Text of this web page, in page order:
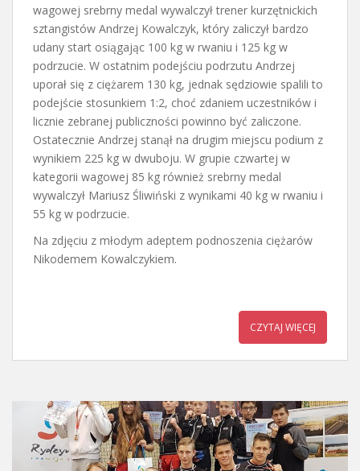
wagowej srebrny medal wywalczył trener kurzętnickich
sztangistów Andrzej Kowalczyk, który zaliczył bardzo
udany start osiągając 100 kg w rwaniu i 125 kg w
podrzucie. W ostatnim podejściu podrzutu Andrzej
uporał się z ciężarem 130 kg, jednak sędziowie spalili to
podejście stosunkiem 1:2, choć zdaniem uczestników i
licznie zebranej publiczności powinno być zaliczone.
Ostatecznie Andrzej stanął na drugim miejscu podium z
wynikiem 225 kg w dwuboju. W grupie czwartej w
kategorii wagowej 85 kg również srebrny medal
wywalczył Mariusz Śliwiński z wynikami 40 kg w rwaniu i
55 kg w podrzucie.
Na zdjęciu z młodym adeptem podnoszenia ciężarów
Nikodemem Kowalczykiem.
CZYTAJ WIĘCEJ